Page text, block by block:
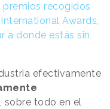
premios recogidos
Awards,
a donde estás sin
efectivamente
, sobre todo en el